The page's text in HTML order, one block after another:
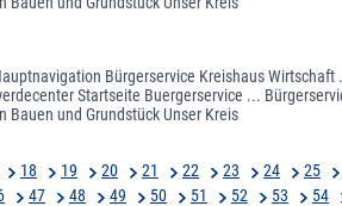
Bürgerservice Kreishaus
Startseite Buergerservice ...
Bauen und Grundstück Unser Kreis
18 19 20 21 22 23 24 25
47 48 49 50 51 52 53 54